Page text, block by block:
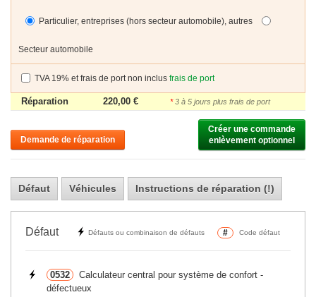
Particulier, entreprises (hors secteur automobile), autres
Secteur automobile
TVA 19% et frais de port non inclus frais de port
Réparation 220,00 € *3 à 5 jours plus frais de port
Demande de réparation
Créer une commande
enlèvement optionnel
Défaut Véhicules Instructions de réparation (!)
Défaut Défauts ou combinaison de défauts # Code défaut
0532
Calculateur central pour système de confort -
défectueux